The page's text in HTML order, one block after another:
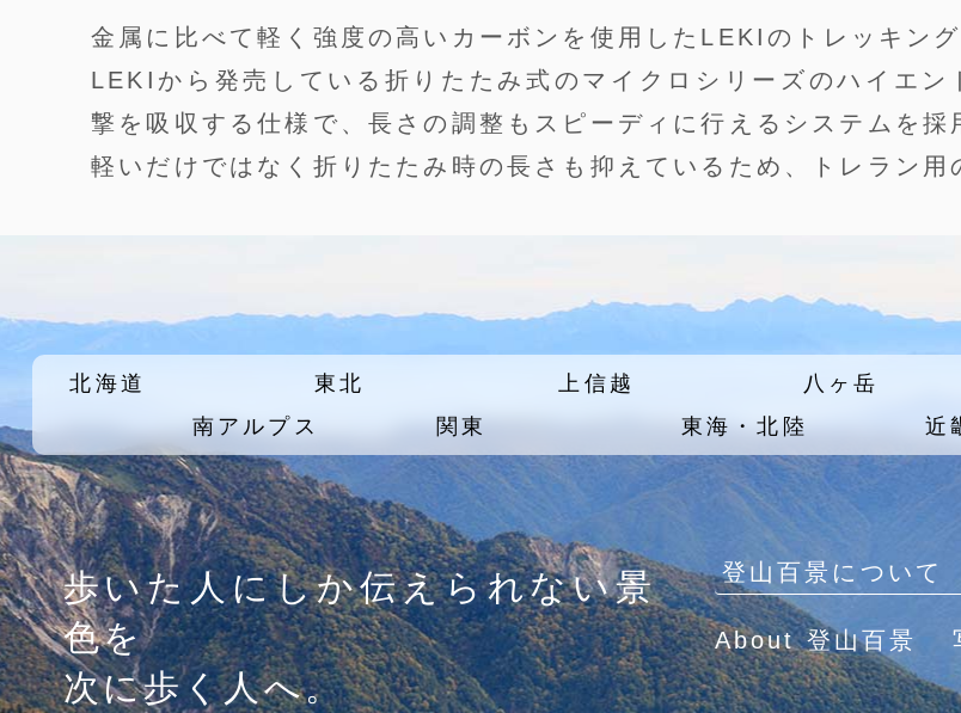
金属に比べて軽く強度の高いカーボンを使用したLEKIのトレッキング
LEKIから発売している折りたたみ式のマイクロシリーズのハイエ
撃を吸収する仕様で、長さの調整もスピーディに行えるシステムを採
軽いだけではなく折りたたみ時の長さも抑えているため、トレラン用
北海道 東北 上信越 八ヶ岳
南アルプス
関東 東海・北陸 近
歩いた人にしか伝えられない景
色を
次に歩く人へ。
登山百景について
About 登山百景